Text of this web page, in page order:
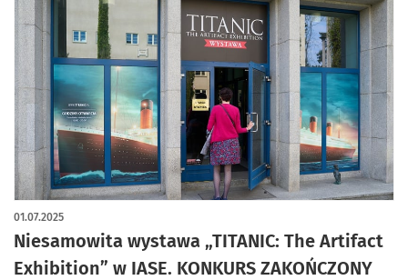
Niesamowita wystawa „TITANIC: The Artifact
Exhibition” w IASE. KONKURS ZAKOŃCZONY
01.07.2025
artykuł z galerią zdjęć